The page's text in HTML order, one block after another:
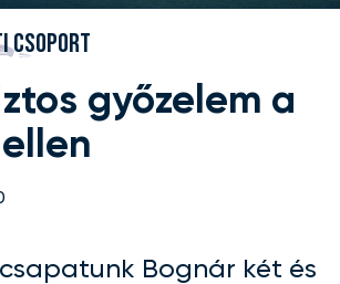
CSOPORT
győzelem a
Bognár két és